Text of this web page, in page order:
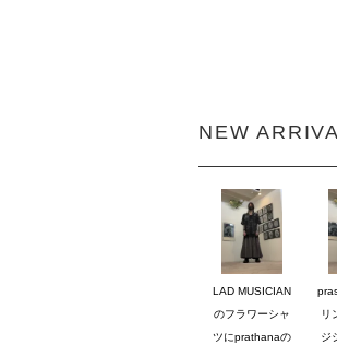
NEW
LAD MUSICIAN
のフラワーシャ
ツにprathanaの
リ
ジ